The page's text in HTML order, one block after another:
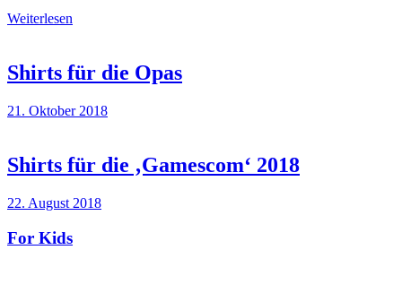
Weiterlesen
Shirts für die Opas
21. Oktober 2018
Shirts für die ‚Gamescom‘ 2018
22. August 2018
For Kids